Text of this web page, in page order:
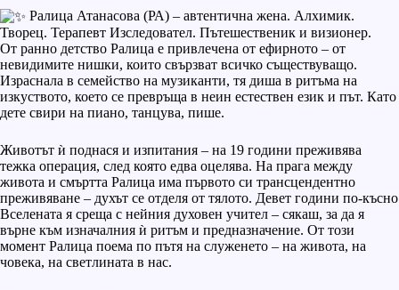
Ралица Атанасова (РА) – автентична жена. Алхимик.
Творец. Терапевт Изследовател. Пътешественик и визионер.
От ранно детство Ралица е привлечена от ефирното – от
невидимите нишки, които свързват всичко съществуващо.
Израснала в семейство на музиканти, тя диша в ритъма на
изкуството, което се превръща в неин естествен език и път. Като
дете свири на пиано, танцува, пише.
Животът ѝ поднася и изпитания – на 19 години преживява
тежка операция, след която едва оцелява. На прага между
живота и смъртта Ралица има първото си трансцендентно
преживяване – духът се отделя от тялото. Девет години по-късно
Вселената я среща с нейния духовен учител – сякаш, за да я
върне към изначалния ѝ ритъм и предназначение. От този
момент Ралица поема по пътя на служенето – на живота, на
човека, на светлината в нас.